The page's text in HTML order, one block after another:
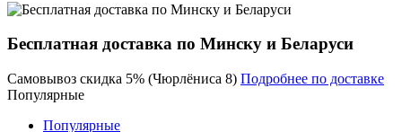
Бесплатная доставка по Минску и Беларуси
Самовывоз скидка 5% (Чюрлёниса 8) Подробнее по доставке
Популярные
Популярные